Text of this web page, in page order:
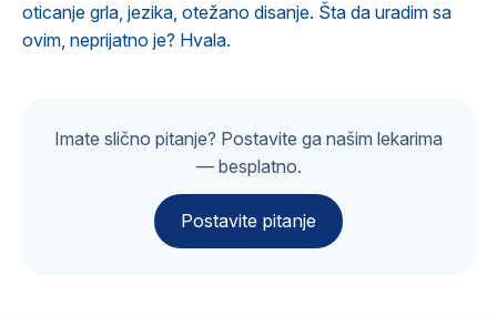
oticanje grla, jezika, otežano disanje. Šta da uradim sa
ovim, neprijatno je? Hvala.
Imate slično pitanje? Postavite ga našim lekarima
— besplatno.
Postavite pitanje